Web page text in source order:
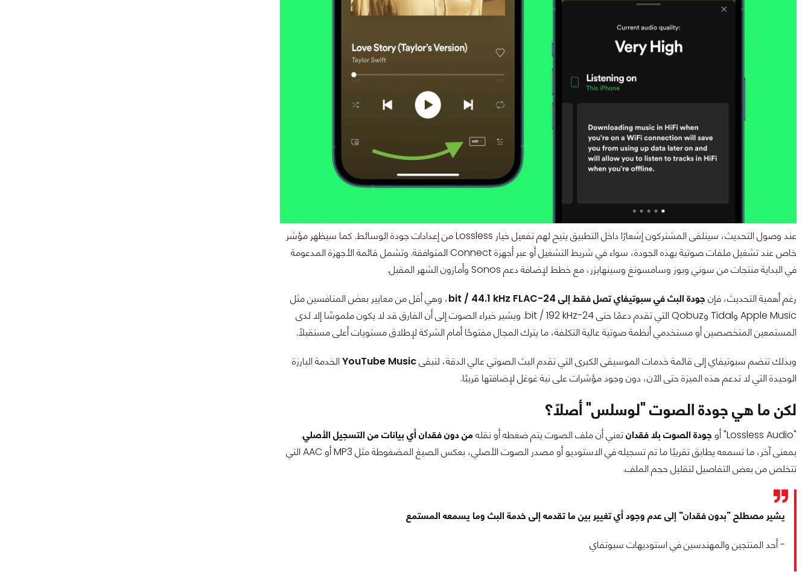
عند وصول التحديث، سيتلقى المشتركون إشعارًا داخل التطبيق يتيح لهم تفعيل خيار Lossless من إعدادات جودة الوسائط. كما سيظهر مؤشر
خاص عند تشغيل ملفات صوتية بهذه الجودة، سواء في شريط التشغيل أو عبر أجهزة Connect المتوافقة. وتشمل قائمة الأجهزة المدعومة
في البداية منتجات من سوني وبوز وسامسونغ وسينهايزر، مع خطط لإضافة دعم Sonos وأمازون الشهر المقبل.
رغم أهمية التحديث، فإن جودة البث في سبوتيفاي تصل فقط إلى 24-bit / 44.1 kHz FLAC
، وهي أقل من معايير بعض المنافسين مثل
Apple Music وTidal وQobuz التي تقدم دعمًا حتى 24-bit / 192 kHz. ويشير خبراء الصوت إلى أن الفارق قد لا يكون ملموسًا إلا لدى
المستمعين المتخصصين أو مستخدمي أنظمة صوتية عالية التكلفة، ما يترك المجال مفتوحًا أمام الشركة لإطلاق مستويات أعلى مستقبلًا.
وبذلك تنضم سبوتيفاي إلى قائمة خدمات الموسيقى الكبرى التي تقدم البث الصوتي عالي الدقة، لتبقىYouTube Musicالخدمة البارزة
الوحيدة التي لا تدعم هذه الميزة حتى الآن، دون وجود مؤشرات على نية غوغل لإضافتها قريبًا.
لكن ما هي جودة الصوت "لوسلس" أصلًا؟
"Lossless Audio" أو جودة الصوت بلا فقدانتعني أن ملف الصوت يتم ضغطه أو نقله من دون فقدان أي بيانات من التسجيل الأصلي.
بمعنى آخر، ما تسمعه يطابق تقريبًا ما تم تسجيله في الاستوديو أو مصدر الصوت الأصلي، بعكس الصيغ المضغوطة مثل MP3 أو AAC التي
تتخلص من بعض التفاصيل لتقليل حجم الملف.
يشير مصطلح "بدون فقدان" إلى عدم وجود أي تغيير بين ما تقدمه إلى خدمة البث وما يسمعه المستمع
- أحد المنتجين والمهندسين في استوديهات سبوتفاي